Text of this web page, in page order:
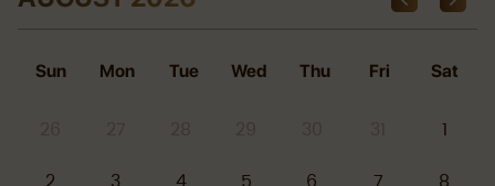
Sun Mon Tue Wed Thu Fri Sat
1
2 3 4 5 6 7 8